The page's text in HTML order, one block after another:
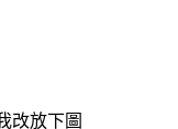
改放下圖